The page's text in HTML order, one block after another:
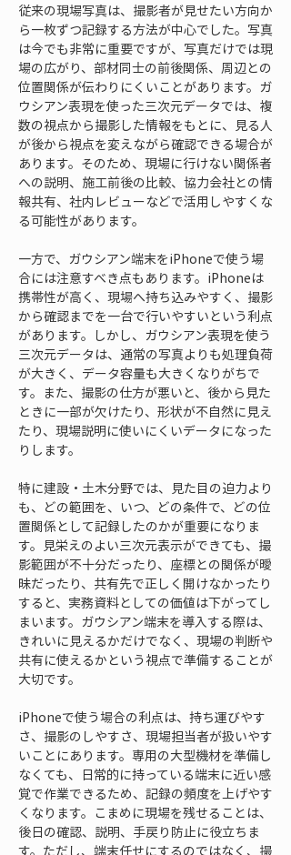
従来の現場写真は、撮影者が見せたい方向か
ら一枚ずつ記録する方法が中心でした。写真
は今でも非常に重要ですが、写真だけでは現
場の広がり、部材同士の前後関係、周辺との
位置関係が伝わりにくいことがあります。ガ
ウシアン表現を使った三次元データでは、複
数の視点から撮影した情報をもとに、見る人
が後から視点を変えながら確認できる場合が
あります。そのため、現場に行けない関係者
への説明、施工前後の比較、協力会社との情
報共有、社内レビューなどで活用しやすくな
る可能性があります。
一方で、ガウシアン端末をiPhoneで使う場
合には注意すべき点もあります。iPhoneは
携帯性が高く、現場へ持ち込みやすく、撮影
から確認までを一台で行いやすいという利点
があります。しかし、ガウシアン表現を使う
三次元データは、通常の写真よりも処理負荷
が大きく、データ容量も大きくなりがちで
す。また、撮影の仕方が悪いと、後から見た
ときに一部が欠けたり、形状が不自然に見え
たり、現場説明に使いにくいデータになった
りします。
特に建設・土木分野では、見た目の迫力より
も、どの範囲を、いつ、どの条件で、どの位
置関係として記録したのかが重要になりま
す。見栄えのよい三次元表示ができても、撮
影範囲が不十分だったり、座標との関係が曖
昧だったり、共有先で正しく開けなかったり
すると、実務資料としての価値は下がってし
まいます。ガウシアン端末を導入する際は、
きれいに見えるかだけでなく、現場の判断や
共有に使えるかという視点で準備することが
大切です。
iPhoneで使う場合の利点は、持ち運びやす
さ、撮影のしやすさ、現場担当者が扱いやす
いことにあります。専用の大型機材を準備し
なくても、日常的に持っている端末に近い感
覚で作業できるため、記録の頻度を上げやす
くなります。こまめに現場を残せることは、
後日の確認、説明、手戻り防止に役立ちま
す。ただし、端末任せにするのではなく、撮